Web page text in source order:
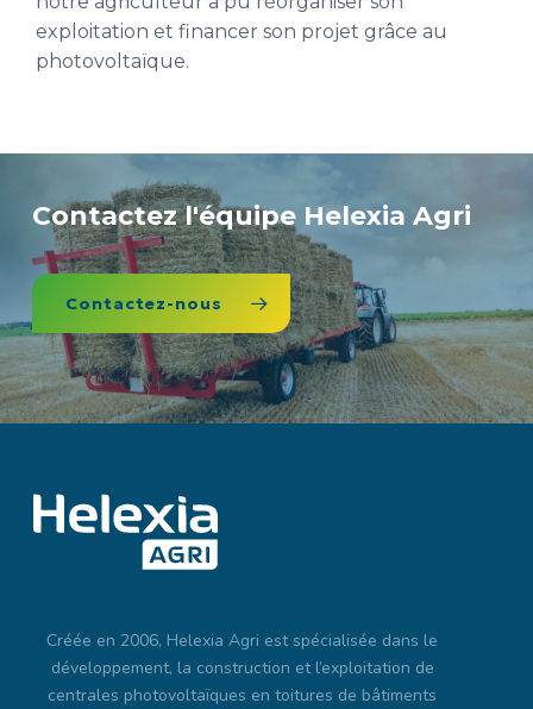
exploitation et financer son projet grâce au
photovoltaïque.
Contactez l'équipe Helexia Agri
Contactez-nous
Créée en 2006, Helexia Agri est spécialisée dans le
développement, la construction et l’exploitation de
centrales photovoltaïques en toitures de bâtiments